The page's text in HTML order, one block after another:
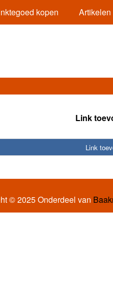
kopen Artikelen
Link
Link
© 2025 Onderdeel van